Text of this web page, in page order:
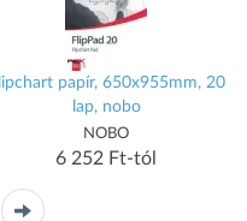
papír, 650x955mm, 20
lap, nobo
NOBO
6 252 Ft-tól